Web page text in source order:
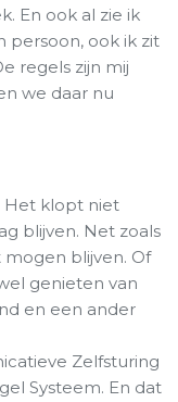
En ook al zie ik
persoon, ook ik zit
regels zijn mij
we daar nu
Het klopt niet
blijven. Net zoals
blijven. Of
genieten van
en een ander
Zelfsturing
Systeem. En dat